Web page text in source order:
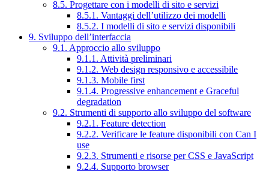
8.5. Progettare con i modelli di sito e servizi
8.5.1. Vantaggi dell’utilizzo dei modelli
8.5.2. I modelli di sito e servizi disponibili
9. Sviluppo dell’interfaccia
9.1. Approccio allo sviluppo
9.1.1. Attività preliminari
9.1.2. Web design responsivo e accessibile
9.1.3. Mobile first
9.1.4. Progressive enhancement e Graceful
degradation
9.2. Strumenti di supporto allo sviluppo del software
9.2.1. Feature detection
9.2.2. Verificare le feature disponibili con Can I
use
9.2.3. Strumenti e risorse per CSS e JavaScript
9.2.4. Supporto browser